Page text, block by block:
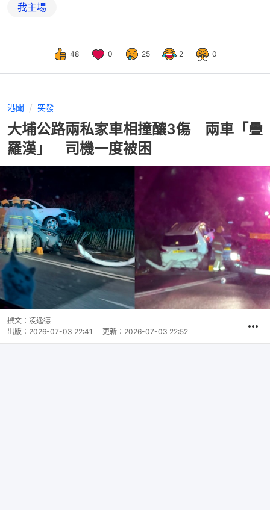
我主場
48 0 25 2 0
港聞 突發
大埔公路兩私家車相撞釀3傷 兩車「疊
羅漢」 司機一度被困
撰文： 凌逸德
出版： 2026-07-03 22:41 更新： 2026-07-03 22:52